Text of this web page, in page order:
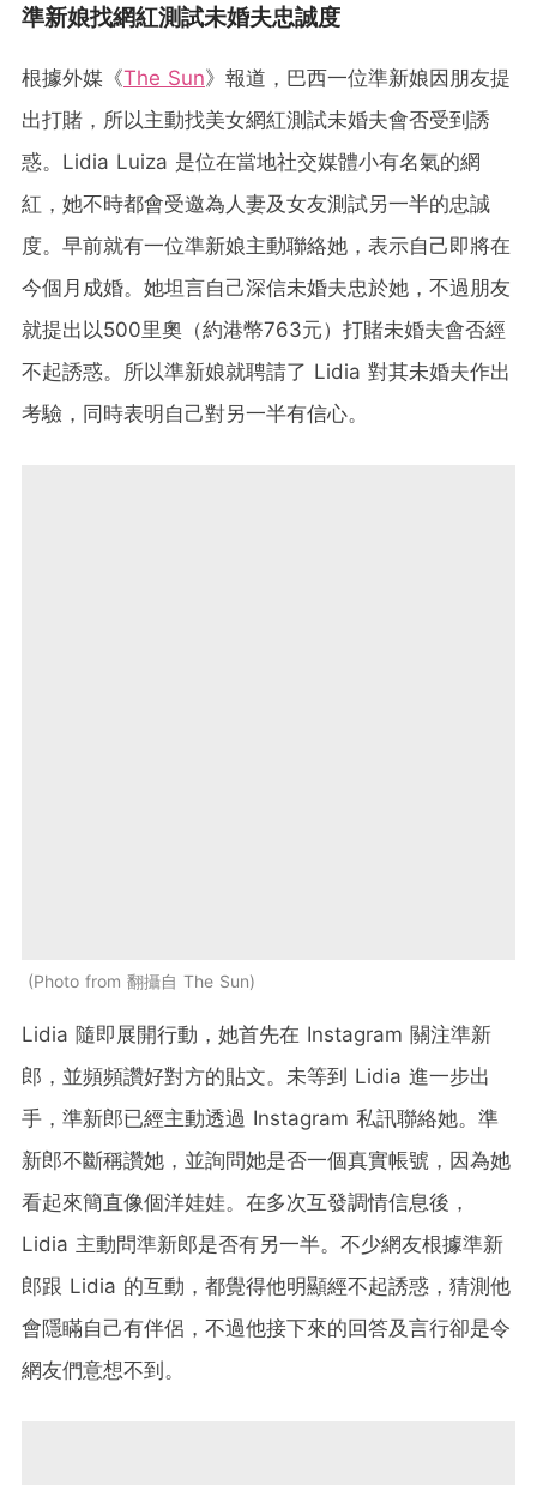
準新娘找網紅測試未婚夫忠誠度
根據外媒《The Sun》報道，巴西一位準新娘因朋友提
出打賭，所以主動找美女網紅測試未婚夫會否受到誘
惑。Lidia Luiza 是位在當地社交媒體小有名氣的網
紅，她不時都會受邀為人妻及女友測試另一半的忠誠
度。早前就有一位準新娘主動聯絡她，表示自己即將在
今個月成婚。她坦言自己深信未婚夫忠於她，不過朋友
就提出以​​500里奧（約港幣763元）打賭未婚夫會否經
不起誘惑。所以準新娘就聘請了 Lidia 對其未婚夫作出
考驗，同時表明自己對另一半有信心。
Photo from 翻攝自 The Sun
Lidia 隨即展開行動，她首先在 Instagram 關注準新
郎，並頻頻讚好對方的貼文。未等到 Lidia 進一步出
手，準新郎已經主動透過 Instagram 私訊聯絡她。準
新郎不斷稱讚她，並詢問她是否一個真實帳號，因為她
看起來簡直像個洋娃娃。在多次互發調情信息後，
Lidia 主動問準新郎是否有另一半。不少網友根據準新
郎跟 Lidia 的互動，都覺得他明顯經不起誘惑，猜測他
會隱瞞自己有伴侶，不過他接下來的回答及言行卻是令
網友們意想不到。